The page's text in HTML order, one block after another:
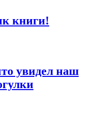
книги!
увидел наш